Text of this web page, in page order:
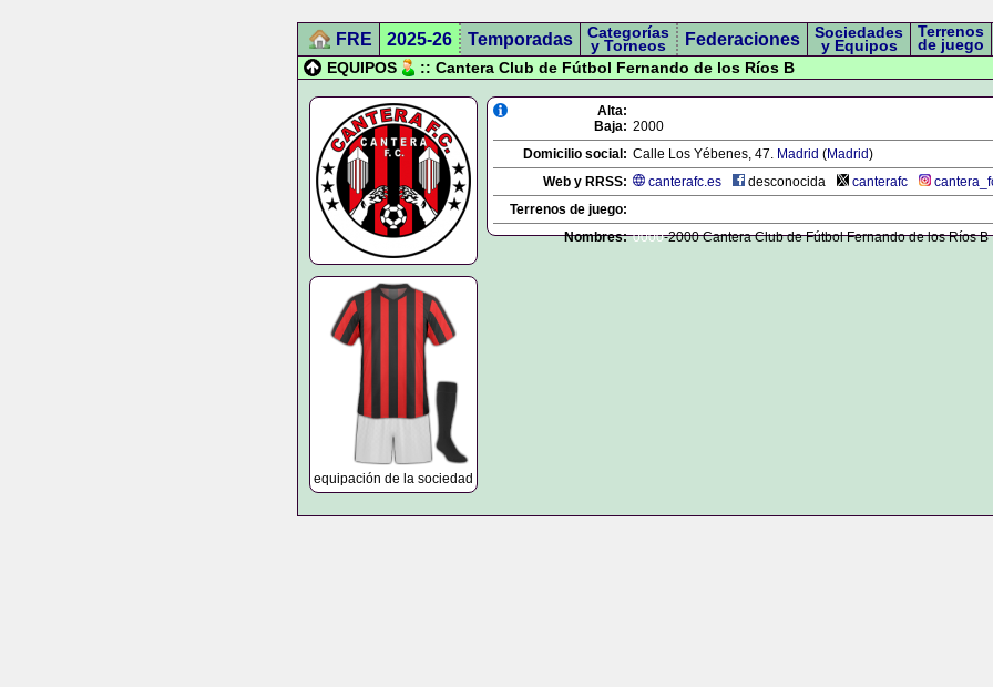
FRE 2025-26 Temporadas Categorías
y Torneos Federaciones Sociedades
y Equipos
Terrenos
de juego
EQUIPOS
:: Cantera Club de Fútbol Fernando de los Ríos B
equipación de la sociedad
Alta:
Baja: 2000
Domicilio social: Calle Los Yébenes, 47. Madrid (Madrid)
Web y RRSS:
canterafc.es desconocida canterafc
Terrenos de juego:
Nombres: 0000-2000 Cantera Club de Fútbol Fernando de los Ríos B